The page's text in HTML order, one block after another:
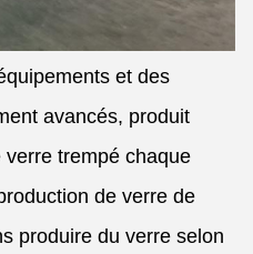
et des
avancés, produit
trempé chaque
de verre de
produire du verre selon